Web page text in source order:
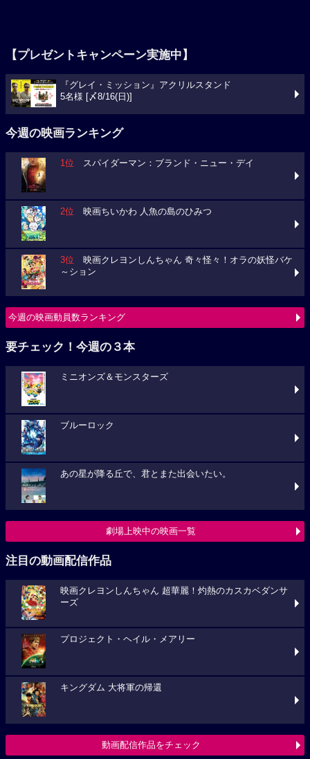
【プレゼントキャンペーン実施中】
『グレイ・ミッション』アクリルスタンド
5名様 [〆8/16(日)]
今週の映画ランキング
1位 スパイダーマン：ブランド・ニュー・デイ
2位 映画ちいかわ 人魚の島のひみつ
3位 映画クレヨンしんちゃん 奇々怪々！オラの妖怪バケ
～ション
今週の映画動員数ランキング
要チェック！今週の３本
ミニオンズ＆モンスターズ
ブルーロック
あの星が降る丘で、君とまた出会いたい。
劇場上映中の映画一覧
注目の動画配信作品
映画クレヨンしんちゃん 超華麗！灼熱のカスカベダンサ
ーズ
プロジェクト・ヘイル・メアリー
キングダム 大将軍の帰還
動画配信作品をチェック